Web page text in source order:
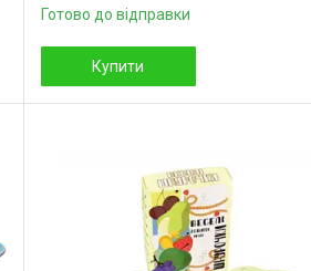
Готово до відправки
Купити